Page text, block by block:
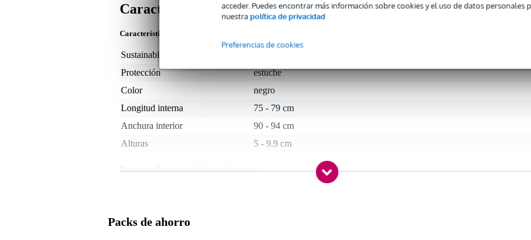
acceder. Puedes encontrar más información sobre cookies y el uso de datos personales
nuestra política de privacidad
Preferencias de cookies
Características
Características del producto
Sustainable product
Protección
estuche
Color
negro
Longitud interna
75 - 79 cm
Anchura interior
90 - 94 cm
Alturas
5 - 9.9 cm
Peso y las dimensiones incluyen el paquete
Packs de ahorro